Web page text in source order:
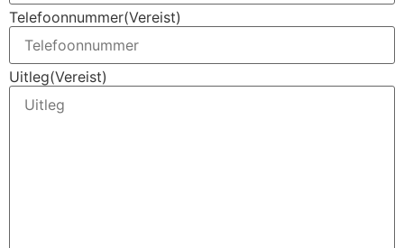
Telefoonnummer(Vereist)
Uitleg(Vereist)